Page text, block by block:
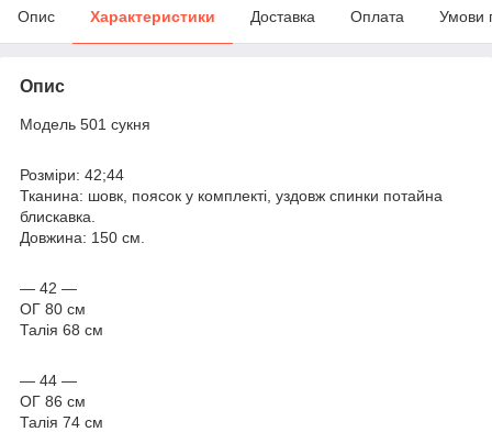
Опис Характеристики Доставка Оплата Умови
Опис
Модель 501 сукня
Розміри: 42;44
Тканина: шовк, поясок у комплекті, уздовж спинки потайна
блискавка.
Довжина: 150 см.
— 42 —
ОГ 80 см
Талія 68 см
— 44 —
ОГ 86 см
Талія 74 см